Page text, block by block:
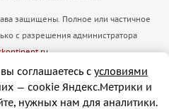
защищены. Полное или частичное
с разрешения администратора
для печати
соглашаетесь с условиями
— cookie Яндекс.Метрики и
нужных нам для аналитики.